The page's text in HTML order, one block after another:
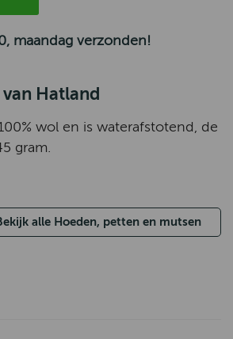
maandag verzonden!
Hatland
wol en is waterafstotend, de
gram.
alle Hoeden, petten en mutsen